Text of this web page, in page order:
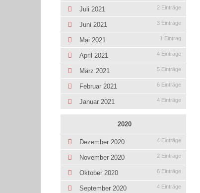
Juli 2021 2 Einträge
Juni 2021 3 Einträge
Mai 2021 1 Eintrag
April 2021 4 Einträge
März 2021 5 Einträge
Februar 2021 6 Einträge
Januar 2021 4 Einträge
2020
Dezember 2020 4 Einträge
November 2020 2 Einträge
Oktober 2020 6 Einträge
September 2020 4 Einträge